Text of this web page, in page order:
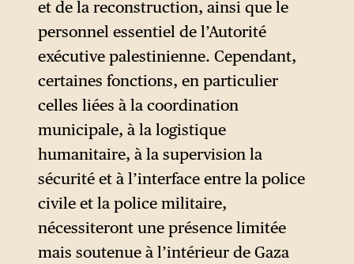
et de la reconstruction, ainsi que le
personnel essentiel de l’Autorité
exécutive palestinienne. Cependant,
certaines fonctions, en particulier
celles liées à la coordination
municipale, à la logistique
humanitaire, à la supervision la
sécurité et à l’interface entre la police
civile et la police militaire,
nécessiteront une présence limitée
mais soutenue à l’intérieur de Gaza